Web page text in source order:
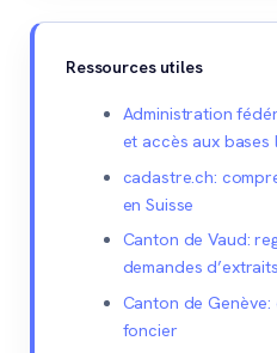
Ressources utiles
Administration
et accès aux bases
cadastre.ch:
en Suisse
Canton de Vaud:
demandes d’extraits
Canton de
foncier